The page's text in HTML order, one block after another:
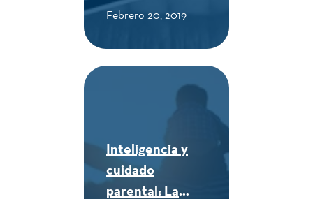
comprar
calle? - CUE
Febrero 20, 2019
Inteligencia y
cuidado
parental: La